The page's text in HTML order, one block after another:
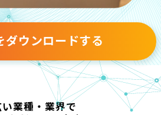
ダウンロードする
業種・業界で